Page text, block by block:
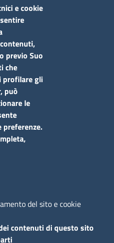
e cookie
previo Suo
che
profilare gli
può
le
preferenze.
del sito e cookie
contenuti di questo sito